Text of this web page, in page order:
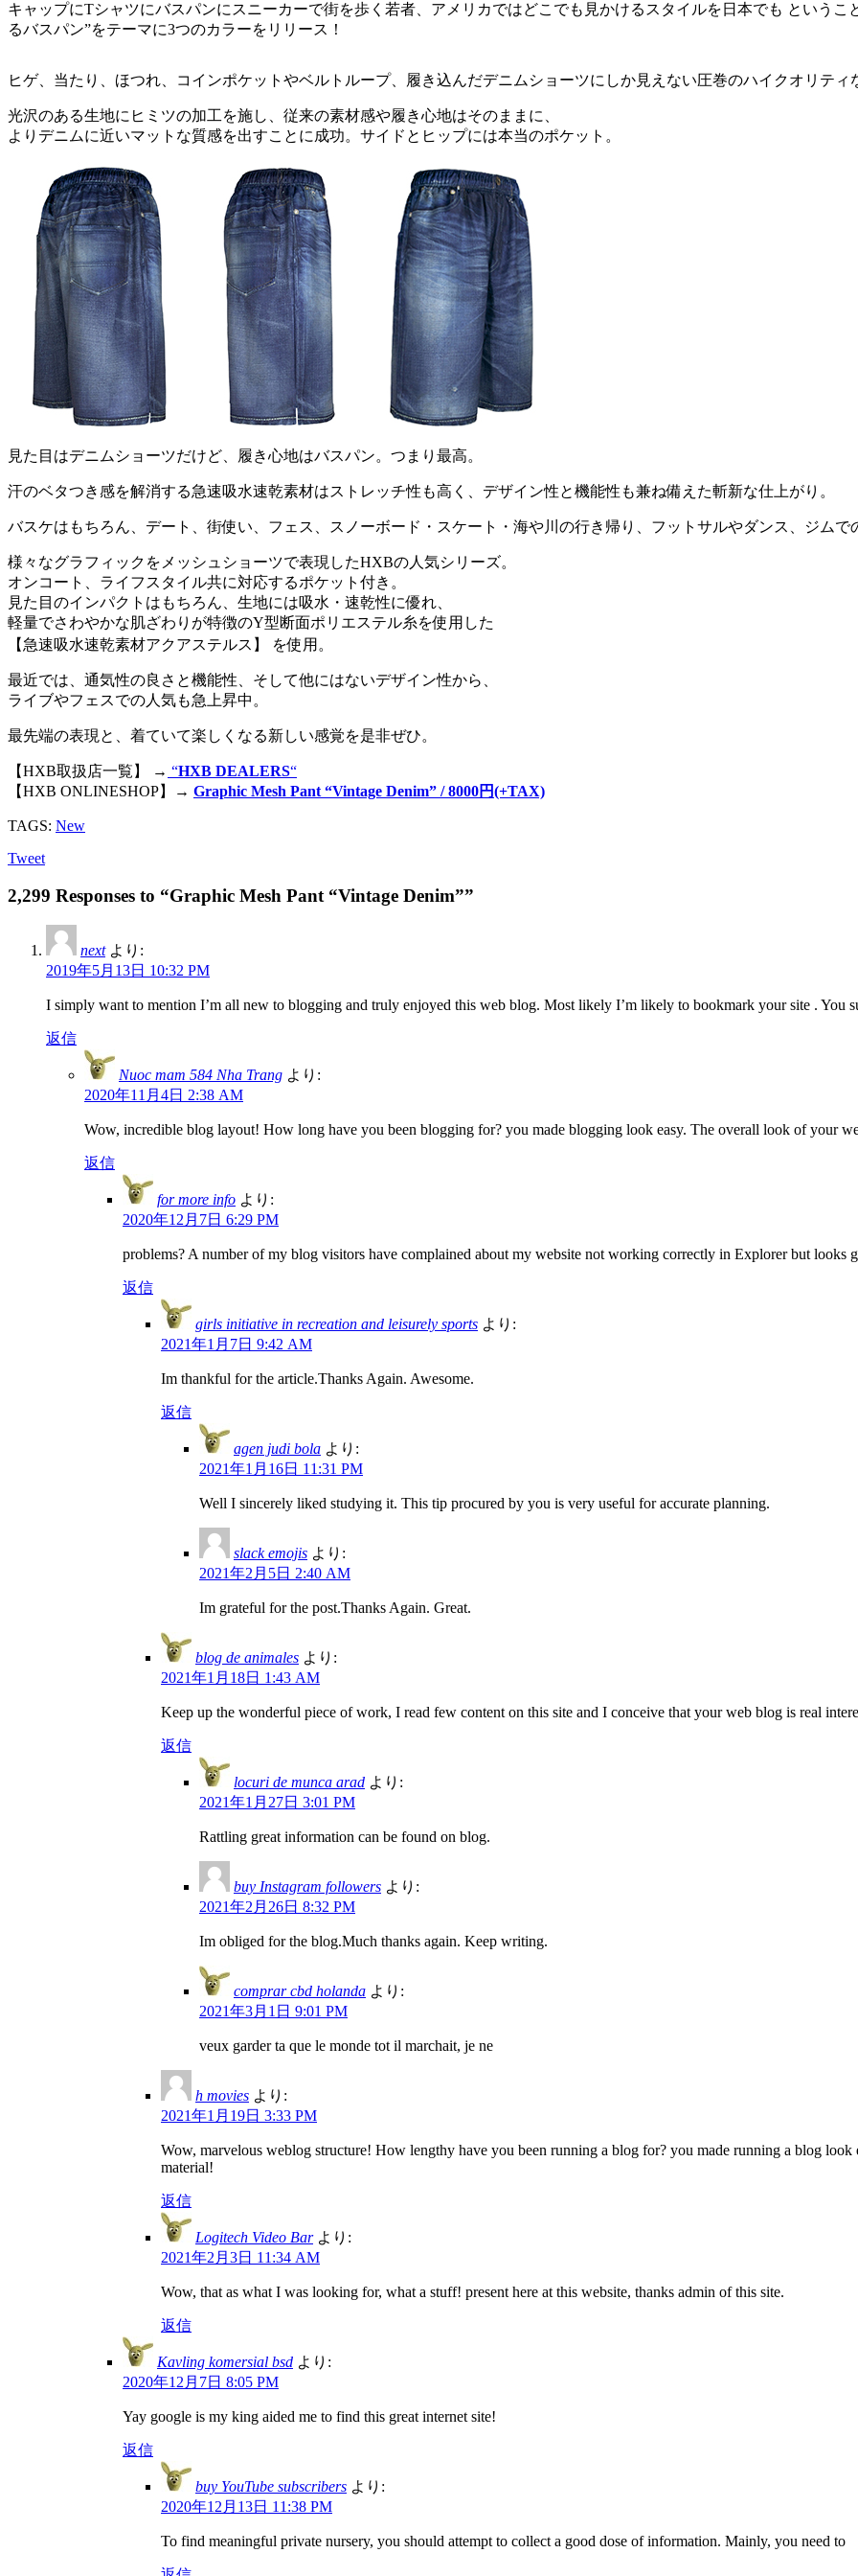
キャップにTシャツにバスパンにスニーカーで街を歩く若者、アメリカではどこでも見かけるスタイルを日本でも という
るバスパン”をテーマに3つのカラーをリリース！
ヒゲ、当たり、ほつれ、コインポケットやベルトループ、履き込んだデニムショーツにしか見えない圧巻のハイクオリティ
光沢のある生地にヒミツの加工を施し、従来の素材感や履き心地はそのままに、
よりデニムに近いマットな質感を出すことに成功。サイドとヒップには本当のポケット。
見た目はデニムショーツだけど、履き心地はバスパン。つまり最高。
汗のベタつき感を解消する急速吸水速乾素材はストレッチ性も高く、デザイン性と機能性も兼ね備えた斬新な仕上がり。
バスケはもちろん、デート、街使い、フェス、スノーボード・スケート・海や川の行き帰り、フットサルやダンス、ジムで
様々なグラフィックをメッシュショーツで表現したHXBの人気シリーズ。
オンコート、ライフスタイル共に対応するポケット付き。
見た目のインパクトはもちろん、生地には吸水・速乾性に優れ、
軽量でさわやかな肌ざわりが特徴のY型断面ポリエステル糸を使用した
【急速吸水速乾素材アクアステルス】 を使用。
最近では、通気性の良さと機能性、そして他にはないデザイン性から、
ライブやフェスでの人気も急上昇中。
最先端の表現と、着ていて楽しくなる新しい感覚を是非ぜひ。
【HXB取扱店一覧】 → “HXB DEALERS“
【HXB ONLINESHOP】→ Graphic Mesh Pant “Vintage Denim” / 8000円(+TAX)
TAGS: New
Tweet
2,299 Responses to “Graphic Mesh Pant “Vintage Denim””
next より:
2019年5月13日 10:32 PM
I simply want to mention I’m all new to blogging and truly enjoyed this web blog. Most likely I’m likely to bookmark your site . You
返信
Nuoc mam 584 Nha Trang より:
2020年11月4日 2:38 AM
Wow, incredible blog layout! How long have you been blogging for? you made blogging look easy. The overall look of your
返信
for more info より:
2020年12月7日 6:29 PM
problems? A number of my blog visitors have complained about my website not working correctly in Explorer but looks
返信
girls initiative in recreation and leisurely sports より:
2021年1月7日 9:42 AM
Im thankful for the article.Thanks Again. Awesome.
返信
agen judi bola より:
2021年1月16日 11:31 PM
Well I sincerely liked studying it. This tip procured by you is very useful for accurate planning.
slack emojis より:
2021年2月5日 2:40 AM
Im grateful for the post.Thanks Again. Great.
blog de animales より:
2021年1月18日 1:43 AM
Keep up the wonderful piece of work, I read few content on this site and I conceive that your web blog is real
返信
locuri de munca arad より:
2021年1月27日 3:01 PM
Rattling great information can be found on blog.
buy Instagram followers より:
2021年2月26日 8:32 PM
Im obliged for the blog.Much thanks again. Keep writing.
comprar cbd holanda より:
2021年3月1日 9:01 PM
veux garder ta que le monde tot il marchait, je ne
h movies より:
2021年1月19日 3:33 PM
Wow, marvelous weblog structure! How lengthy have you been running a blog for? you made running a blog
material!
返信
Logitech Video Bar より:
2021年2月3日 11:34 AM
Wow, that as what I was looking for, what a stuff! present here at this website, thanks admin of this site.
返信
Kavling komersial bsd より:
2020年12月7日 8:05 PM
Yay google is my king aided me to find this great internet site!
返信
buy YouTube subscribers より:
2020年12月13日 11:38 PM
To find meaningful private nursery, you should attempt to collect a good dose of information. Mainly, you need to